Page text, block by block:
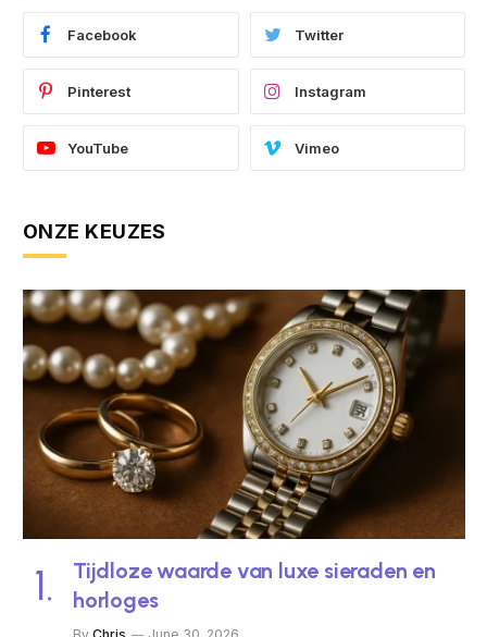
Facebook Twitter
Pinterest Instagram
YouTube Vimeo
ONZE KEUZES
Tijdloze waarde van luxe sieraden en
horloges